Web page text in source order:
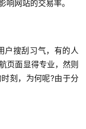
响网站的交易率。
搜刮习气，有的人
页面显得专业，然则
刻，为何呢?由于分